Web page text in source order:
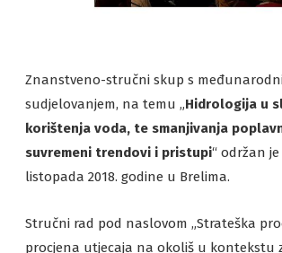
Znanstveno-stručni skup s
sudjelovanjem, na temu „Hidrologija u
korištenja voda, te smanjivanja
suvremeni trendovi i pristupi“ održan je
listopada 2018. godine u Brelima.
Stručni rad pod naslovom „Strateška
procjena utjecaja na okoliš u kontekstu